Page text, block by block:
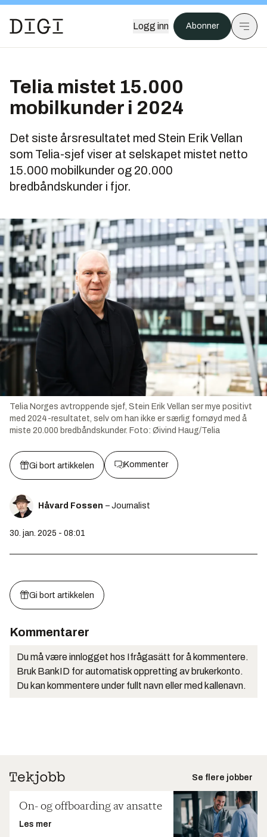
Logg inn Abonner
Telia mistet 15.000
mobilkunder i 2024
Det siste årsresultatet med Stein Erik Vellan
som Telia-sjef viser at selskapet mistet netto
15.000 mobilkunder og 20.000
bredbåndskunder i fjor.
Telia Norges avtroppende sjef, Stein Erik Vellan ser mye positivt
med 2024-resultatet, selv om han ikke er særlig fornøyd med å
miste 20.000 bredbåndskunder. Foto: Øivind Haug/Telia
Gi bort artikkelen Kommenter
Håvard Fossen – Journalist
30. jan. 2025 - 08:01
Gi bort artikkelen
Kommentarer
Du må være innlogget hos Ifrågasätt for å kommentere.
Bruk BankID for automatisk oppretting av brukerkonto.
Du kan kommentere under fullt navn eller med kallenavn.
Se flere jobber
On- og offboarding av ansatte
Les mer